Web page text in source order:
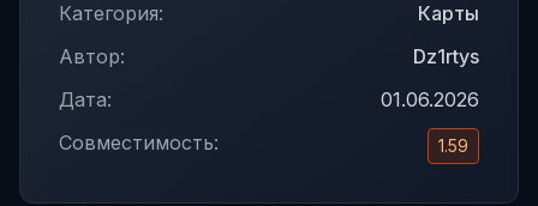
Категория:
Карты
Автор:
Dz1rtys
Дата:
01.06.2026
Совместимость:
1.59